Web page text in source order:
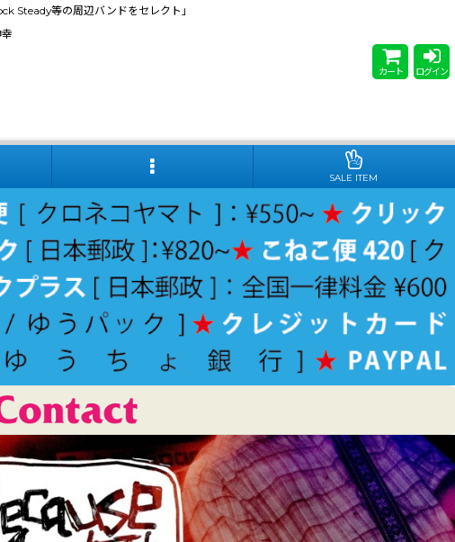
Steady等の周辺バンドをセレクト」
カート ログイン
SALE ITEM